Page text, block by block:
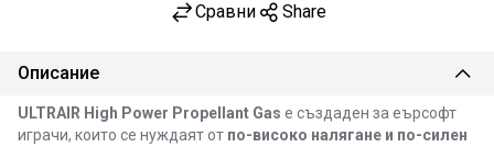
Сравни Share
Описание
ULTRAIR High Power Propellant Gas е създаден за еърсофт
играчи, които се нуждаят от по-високо налягане и по-силен